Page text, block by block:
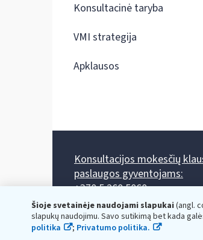
Šioje svetainėje naudojami slapukai(angl.
slapukų naudojimu. Savo sutikimą bet kada
politika
; Privatumo politika.
Konsultacinė taryba
VMI strategija
Apklausos
Konsultacijos mokesčių
paslaugos gyventojams:
+370 5 260 5060
Darbo laikas: I-IV 8.00-17.00, V
Prieššventinę dieną - viena valanda
Kiekvieno mėnesio antrą penktadienį